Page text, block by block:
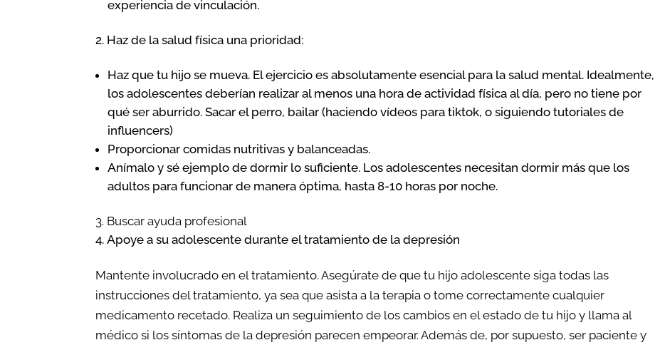
experiencia de vinculación.
Haz de la salud física una prioridad:
Haz que tu hijo se mueva. El ejercicio es absolutamente esencial para la salud mental. Idealmente,
los adolescentes deberían realizar al menos una hora de actividad física al día, pero no tiene por
qué ser aburrido. Sacar el perro, bailar (haciendo vídeos para tiktok, o siguiendo tutoriales de
influencers)
Proporcionar comidas nutritivas y balanceadas.
Anímalo y sé ejemplo de dormir lo suficiente. Los adolescentes necesitan dormir más que los
adultos para funcionar de manera óptima, hasta 8-10 horas por noche.
Buscar ayuda profesional
Apoye a su adolescente durante el tratamiento de la depresión
Mantente involucrado en el tratamiento. Asegúrate de que tu hijo adolescente siga todas las
instrucciones del tratamiento, ya sea que asista a la terapia o tome correctamente cualquier
medicamento recetado. Realiza un seguimiento de los cambios en el estado de tu hijo y llama al
médico si los síntomas de la depresión parecen empeorar. Además de, por supuesto, ser paciente y